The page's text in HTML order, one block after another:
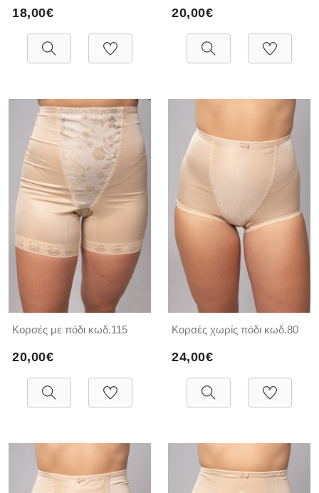
18,00€ 20,00€
Κορσές με πόδι κωδ.115
20,00€
Κορσές χωρίς πόδι κωδ.80
24,00€